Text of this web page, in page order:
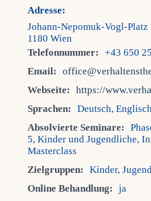
Adresse:
Johann-Nepomuk-Vogl-Platz
1180 Wien
Telefonnummer:
+43 650
Email:
Webseite:
https://
Sprachen:
Deutsch,
Absolvierte Seminare:
5, Kinder und Jugendliche,
Masterclass
Zielgruppen:
Kinder,
Online Behandlung:
ja